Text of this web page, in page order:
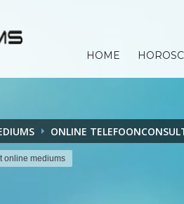
HOME
ONLINE
online mediums